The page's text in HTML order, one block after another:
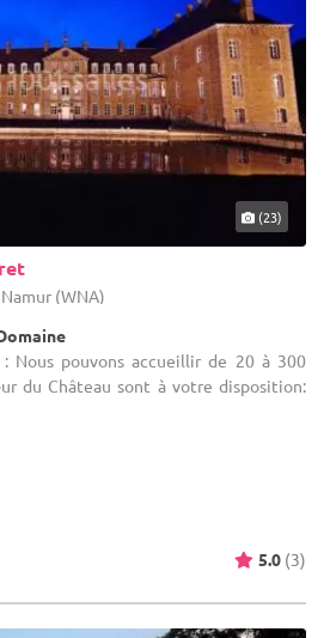
(23)
(WNA)
Nous pouvons accueillir de 20 à 300
du Château sont à votre disposition:
5.0 (3)